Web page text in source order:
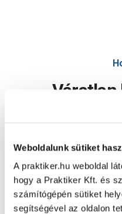
Weboldalunk sütiket
A praktiker.hu weboldal
hogy a Praktiker Kft. és
számítógépén sütiket
segítségével az oldalon